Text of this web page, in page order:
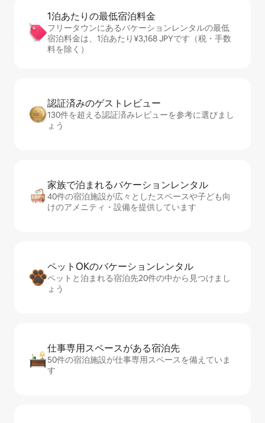
1泊あたりの最⁠低⁠宿⁠泊⁠料⁠金
フリータウンにあるバケーションレンタルの最低
宿泊料金は、1泊あたり¥3,168 JPYです（税・手数
料を除く）
認証済みのゲ⁠ス⁠ト⁠レ⁠ビ⁠ュ⁠ー
130件を超える認証済みレビューを参考に選びまし
ょう
家族で泊まれるバ⁠ケ⁠ー⁠シ⁠ョ⁠ンレ⁠ン⁠タ⁠ル
40件の宿泊施設が広々としたスペースや子ども向
けのアメニティ・設備を提供しています
ペットOKのバ⁠ケ⁠ー⁠シ⁠ョ⁠ンレ⁠ン⁠タ⁠ル
ペットと泊まれる宿泊先20件の中から見つけまし
ょう
仕事専用ス⁠ペ⁠ー⁠スがあ⁠る宿⁠泊⁠先
50件の宿泊施設が仕事専用スペースを備えていま
す